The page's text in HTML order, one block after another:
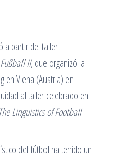
a partir del taller
II, que organizó la
en Viena (Austria) en
al taller celebrado en
The Linguistics of Football
del fútbol ha tenido un